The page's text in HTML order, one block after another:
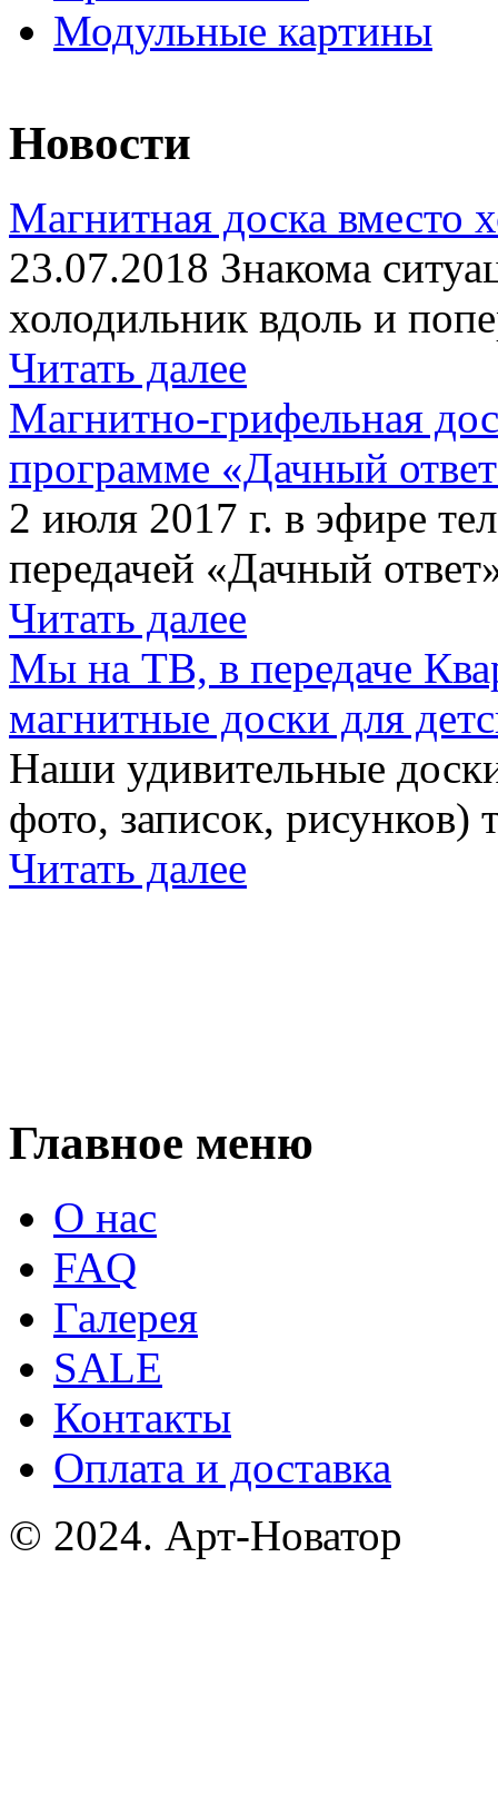
Модульные картины
Новости
Магнитная доска вместо
23.07.2018 Знакома
холодильник вдоль и
Читать далее
Магнитно-грифельная
программе «Дачный
2 июля 2017 г. в эфире
передачей «Дачный
Читать далее
Мы на ТВ, в передаче
магнитные доски для
Наши удивительные
фото, записок,
Читать далее
Главное меню
О нас
FAQ
Галерея
SALE
Контакты
Оплата и доставка
© 2024. Арт-Новатор